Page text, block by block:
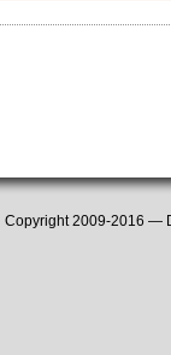
Copyright 2009-2016 —